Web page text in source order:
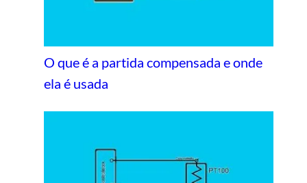
O que é a partida compensada e onde
ela é usada